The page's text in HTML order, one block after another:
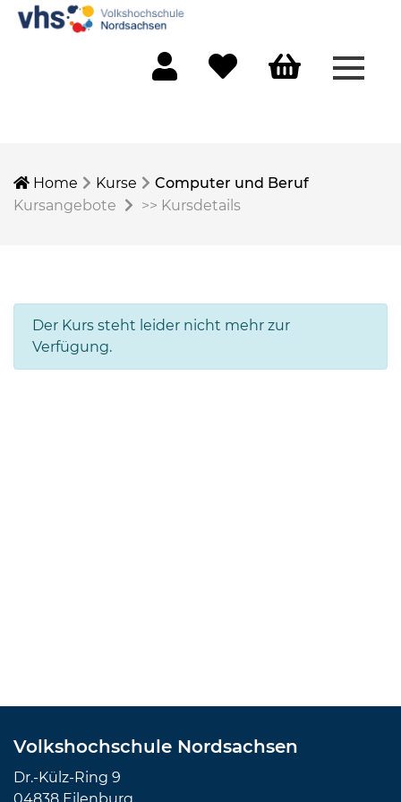
Home Kurse
Computer und Beruf
Kursangebote
>> Kursdetails
Der Kurs steht leider nicht mehr zur
Verfügung.
Volkshochschule Nordsachsen
Dr.-Külz-Ring 9